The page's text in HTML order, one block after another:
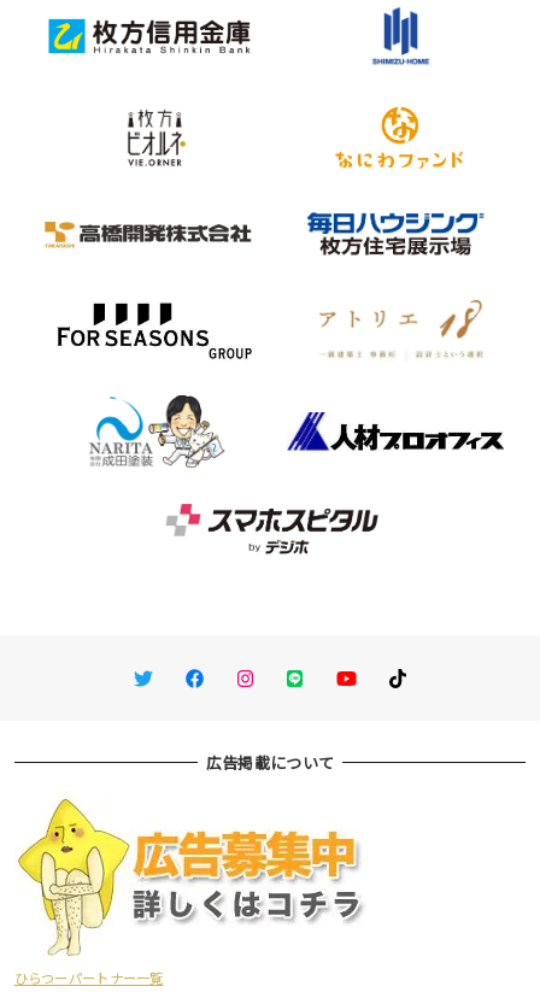
TwitterFacebookInstagram
LINE You TubeTikTok
広告掲載について
ひらつーパートナー一覧